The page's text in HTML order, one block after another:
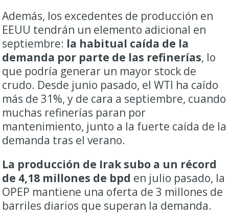
Además, los excedentes de producción en
EEUU tendrán un elemento adicional en
septiembre: la habitual caída de la
demanda por parte de las refinerías, lo
que podría generar un mayor stock de
crudo. Desde junio pasado, el WTI ha caído
más de 31%, y de cara a septiembre, cuando
muchas refinerías paran por
mantenimiento, junto a la fuerte caída de la
demanda tras el verano.
La producción de Irak subo a un récord
de 4,18 millones de bpd en julio pasado, la
OPEP mantiene una oferta de 3 millones de
barriles diarios que superan la demanda.